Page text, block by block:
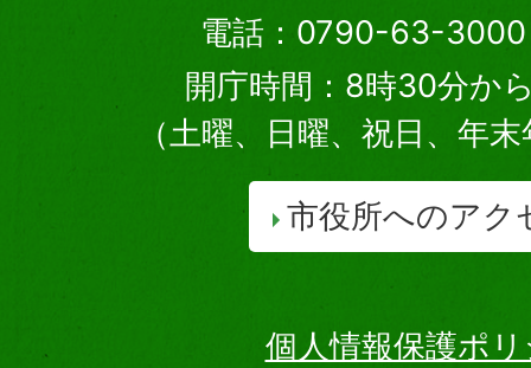
電話：0790-63-3000
開庁時間：8時30分か
（土曜、日曜、祝日、年
市役所へのアク
個人情報保護ポ